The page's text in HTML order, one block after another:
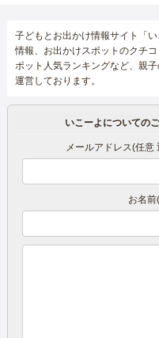
子どもとお出かけ情報サイト「
情報、お出かけスポットのクチ
ポット人気ランキングなど、親
運営しております。
いこーよについての
メールアドレス(任意
お名